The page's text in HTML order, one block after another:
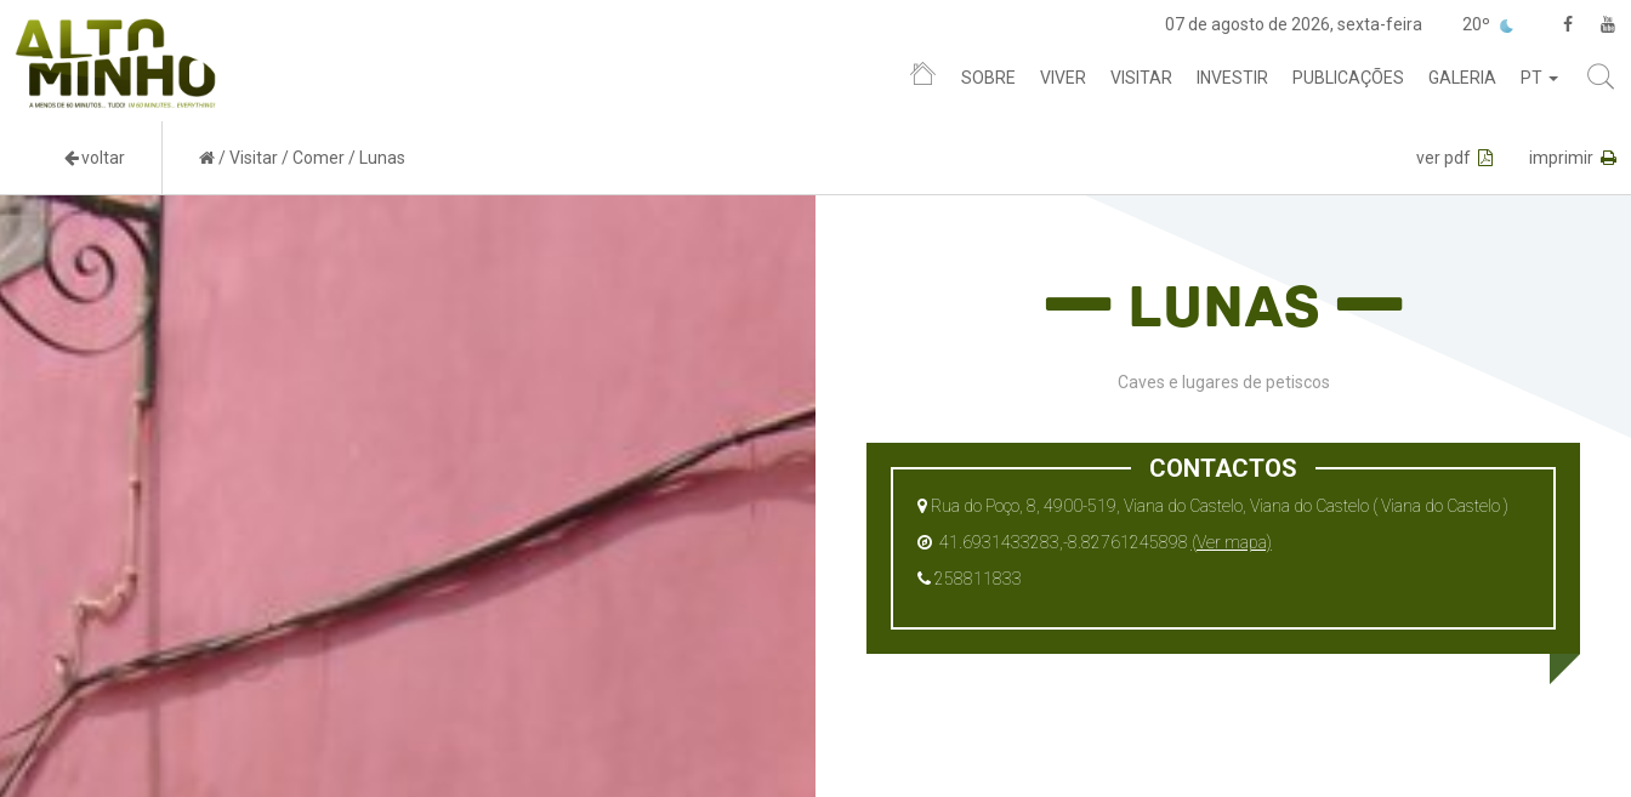
07 de agosto de 2026, sexta-feira 20º
SOBRE VIVER VISITAR INVESTIR PUBLICAÇÕES GALERIA PT
voltar /Visitar/Comer/ Lunas ver pdf imprimir
Lunas
Caves e lugares de petiscos
CONTACTOS
Rua do Poço, 8, 4900-519, Viana do Castelo, Viana do Castelo ( Viana do Castelo )
41.6931433283,-8.82761245898 (Ver mapa)
258811833